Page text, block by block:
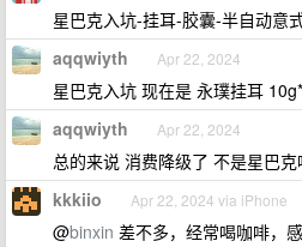
星巴克入坑-挂耳-胶囊-半自动意
aqqwiyth Apr 22, 2024
星巴克入坑 现在是 永璞挂耳
aqqwiyth Apr 22, 2024
总的来说 消费降级了 不是星巴
kkkiio Apr 22, 2024 via iPhone
@binxin 差不多，经常喝咖啡，